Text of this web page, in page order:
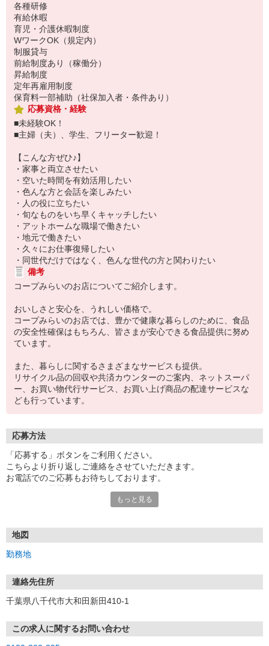
各種研修
有給休暇
育児・介護休暇制度
WワークOK（規定内）
制服貸与
前給制度あり（稼働分）
昇給制度
定年再雇用制度
保育料一部補助（社保加入者・条件あり）
応募資格・経験
■未経験OK！
■主婦（夫）、学生、フリーター歓迎！
【こんな方ぜひ♪】
・家事と両立させたい
・空いた時間を有効活用したい
・色んな方と会話を楽しみたい
・人の役に立ちたい
・旬なものをいち早くキャッチしたい
・アットホームな職場で働きたい
・地元で働きたい
・久々にお仕事復帰したい
・同世代だけではなく、色んな世代の方と関わりたい
備考
コープみらいのお店についてご紹介します。
おいしさと安心を、うれしい価格で。
コープみらいのお店では、豊かで健康な暮らしのために、食品
の安全性確保はもちろん、皆さまが安心できる食品提供に努め
ています。
また、暮らしに関するさまざまなサービスも提供。
リサイクル品の回収や共済カウンターのご案内、ネットスーパ
ー、お買い物代行サービス、お買い上げ商品の配達サービスな
ども行っています。
応募方法
「応募する」ボタンをご利用ください。
こちらより折り返しご連絡をさせていただきます。
お電話でのご応募もお待ちしております。
※電話受付／10時〜20時、土・日・祝日10時〜18時
御応募頂いてから最短3日で面接をさせて頂きます。
ご応募の後、
担当よりご案内をさせていただきます。
応募 ⇒ 条件確認 ⇒ 面接 ⇒ 合否
※選考状況により、書類選考など一部選考フローを変更する場合が
もっと見る
地図
勤務地
連絡先住所
千葉県八千代市大和田新田410-1
この求人に関するお問い合わせ